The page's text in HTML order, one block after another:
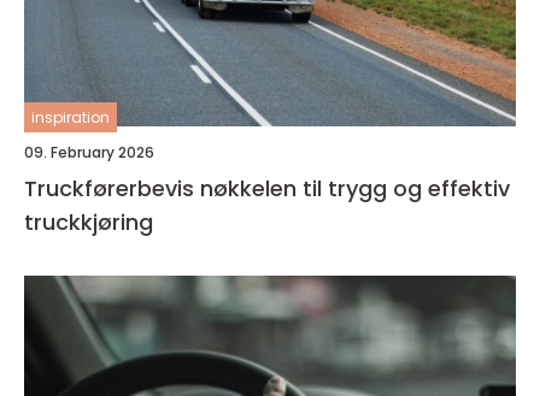
inspiration
09. February 2026
Truckførerbevis nøkkelen til trygg og effektiv
truckkjøring